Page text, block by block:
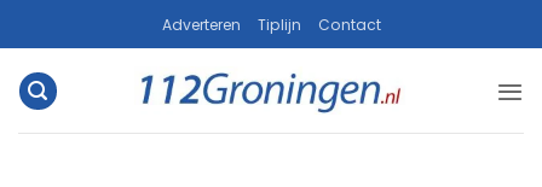
naar
inhoud
Adverteren Tiplijn Contact